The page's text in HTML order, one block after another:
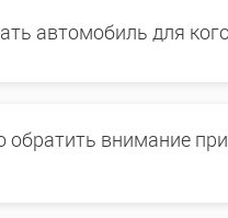
автомобиль для
обратить внимание